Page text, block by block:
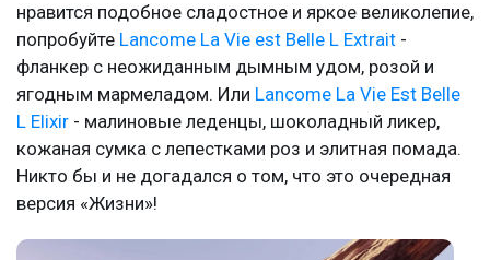
нравится подобное сладостное и яркое великолепие,
попробуйте Lancome La Vie est Belle L Extrait -
фланкер с неожиданным дымным удом, розой и
ягодным мармеладом. Или Lancome La Vie Est Belle
L Elixir - малиновые леденцы, шоколадный ликер,
кожаная сумка с лепестками роз и элитная помада.
Никто бы и не догадался о том, что это очередная
версия «Жизни»!